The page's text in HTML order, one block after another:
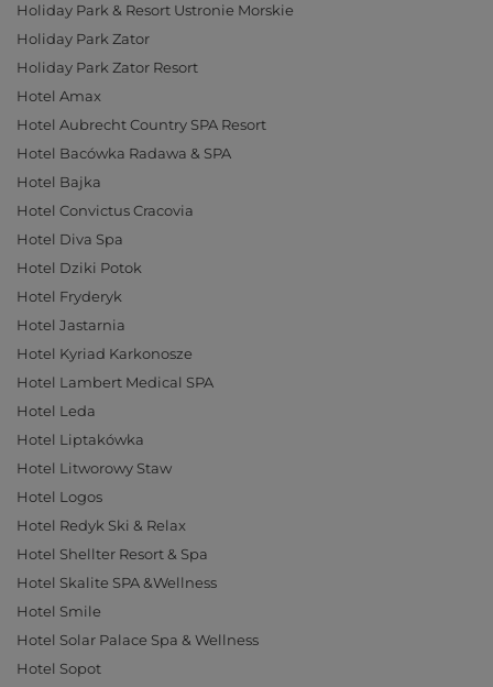
Holiday Park & Resort Ustronie Morskie
Holiday Park Zator
Holiday Park Zator Resort
Hotel Amax
Hotel Aubrecht Country SPA Resort
Hotel Bacówka Radawa & SPA
Hotel Bajka
Hotel Convictus Cracovia
Hotel Diva Spa
Hotel Dziki Potok
Hotel Fryderyk
Hotel Jastarnia
Hotel Kyriad Karkonosze
Hotel Lambert Medical SPA
Hotel Leda
Hotel Liptakówka
Hotel Litworowy Staw
Hotel Logos
Hotel Redyk Ski & Relax
Hotel Shellter Resort & Spa
Hotel Skalite SPA &Wellness
Hotel Smile
Hotel Solar Palace Spa & Wellness
Hotel Sopot